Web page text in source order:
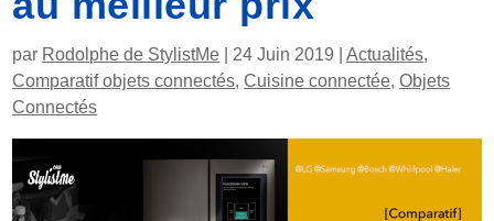
par Rodolphe de StylistMe 24 Juin 2019 |Actualités,
Comparatif objets connectés,Cuisine connectée,Objets
Connectés